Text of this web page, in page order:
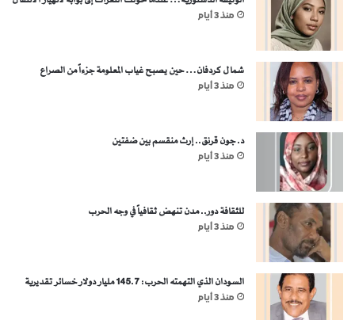
منذ 3 أيام
شمال كردفان… حين يصبح غياب المعلومة جزءاً من الصراع
منذ 3 أيام
د. جون قرنق.. إرث منقسم بين ضفتين
منذ 3 أيام
للثقافة دور.. مدن تنهض ثقافياً في وجه الحرب
منذ 3 أيام
السودان الذي التهمته الحرب: 145.7 مليار دولار خسائر تقديرية
منذ 3 أيام